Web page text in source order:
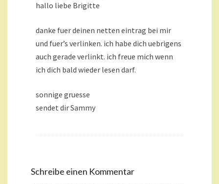
hallo liebe Brigitte
danke fuer deinen netten eintrag bei mir
und fuer’s verlinken. ich habe dich uebrigens
auch gerade verlinkt. ich freue mich wenn
ich dich bald wieder lesen darf.
sonnige gruesse
sendet dir Sammy
Schreibe einen Kommentar